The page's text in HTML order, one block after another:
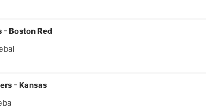
-Boston Red
-Kansas